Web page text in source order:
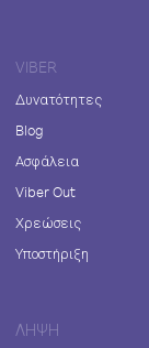
VIBER
Δυνατότητες
Blog
Ασφάλεια
Viber Out
Χρεώσεις
Υποστήριξη
ΛΉΨΗ